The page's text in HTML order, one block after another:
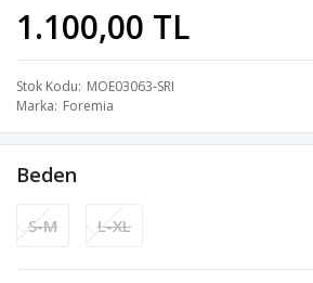
1.100,00 TL
Stok Kodu MOE03063-SRI
Marka Foremia
Beden
S-M L-XL